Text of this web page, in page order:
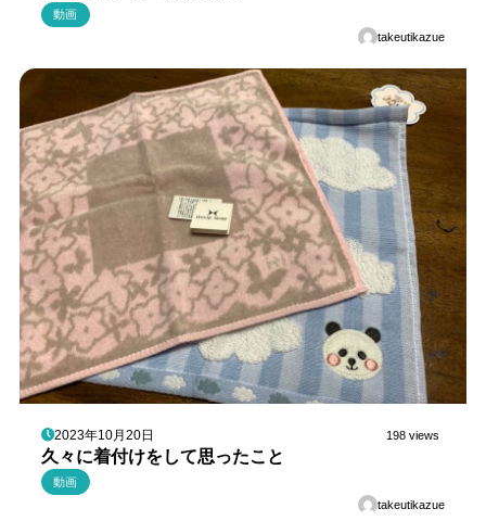
動画
takeutikazue
2023年10月20日 198 views
久々に着付けをして思ったこと
動画
takeutikazue